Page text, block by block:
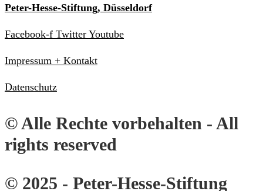
Peter-Hesse-Stiftung, Düsseldorf
Facebook-f Twitter Youtube
Impressum + Kontakt
Datenschutz
© Alle Rechte vorbehalten - All
rights reserved
© 2025 - Peter-Hesse-Stiftung